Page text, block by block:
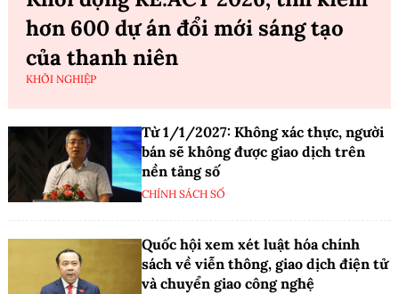
hơn 600 dự án đổi mới sáng tạo
của thanh niên
KHỞI NGHIỆP
Từ 1/1/2027: Không xác thực, người
bán sẽ không được giao dịch trên
nền tảng số
CHÍNH SÁCH SỐ
Quốc hội xem xét luật hóa chính
sách về viễn thông, giao dịch điện tử
và chuyển giao công nghệ